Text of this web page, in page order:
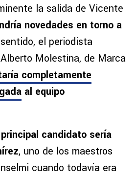
la salida de Vicente
novedades en torno a
el periodista
Molestina, de Marca
completamente
al equipo
candidato sería
, uno de los maestros
cuando todavía era